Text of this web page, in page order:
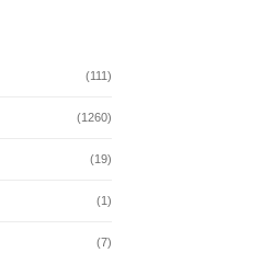
(111)
(1260)
(19)
(1)
(7)